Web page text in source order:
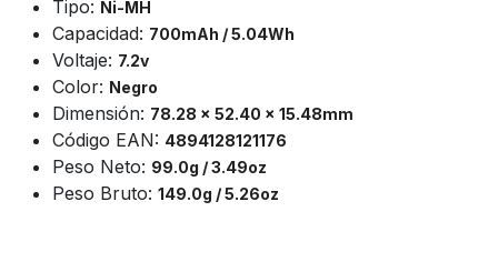
Tipo: Ni-MH
Capacidad: 700mAh / 5.04Wh
Voltaje: 7.2v
Color: Negro
Dimensión: 78.28 x 52.40 x 15.48mm
Código EAN: 4894128121176
Peso Neto: 99.0g / 3.49oz
Peso Bruto: 149.0g / 5.26oz